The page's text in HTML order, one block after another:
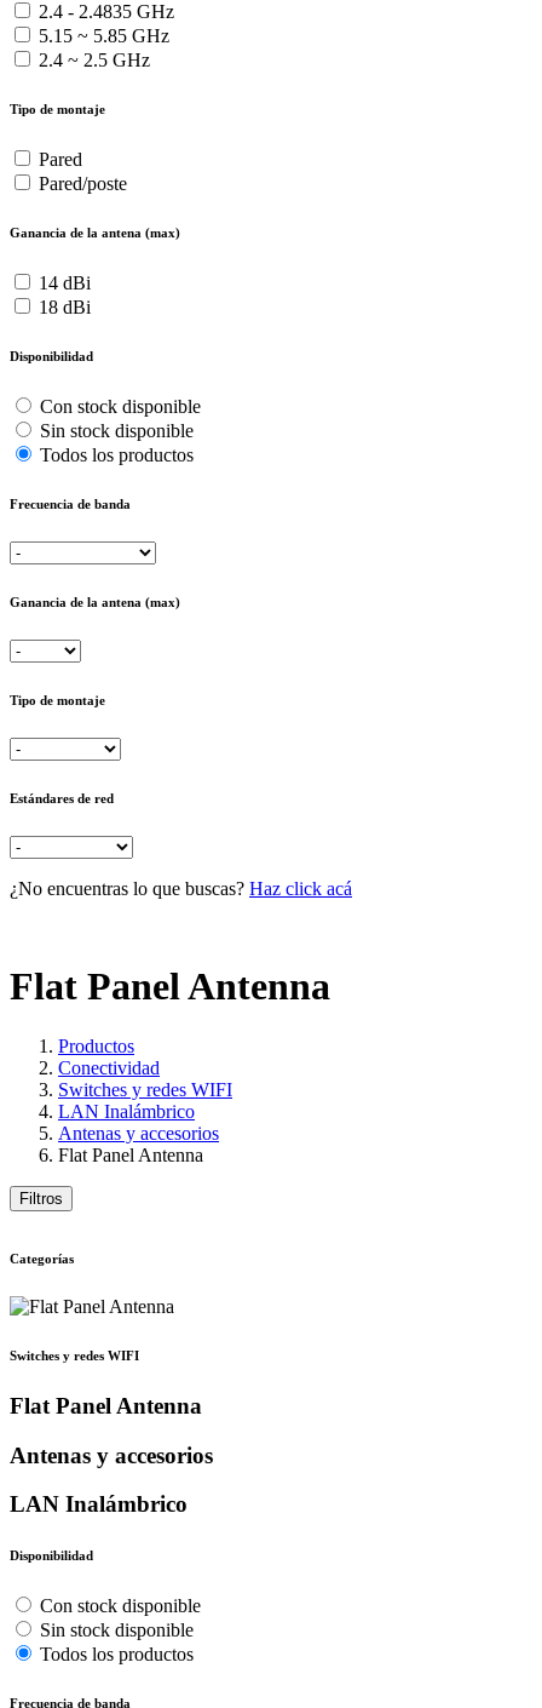
2.4 - 2.4835 GHz
5.15 ~ 5.85 GHz
2.4 ~ 2.5 GHz
Tipo de montaje
Pared
Pared/poste
Ganancia de la antena (max)
14 dBi
18 dBi
Disponibilidad
Con stock disponible
Sin stock disponible
Todos los productos
Frecuencia de banda
Ganancia de la antena (max)
Tipo de montaje
Estándares de red
¿No encuentras lo que buscas? Haz click acá
Flat Panel Antenna
Productos
Conectividad
Switches y redes WIFI
LAN Inalámbrico
Antenas y accesorios
Flat Panel Antenna
Filtros
Categorías
Switches y redes WIFI
Flat Panel Antenna
Antenas y accesorios
LAN Inalámbrico
Disponibilidad
Con stock disponible
Sin stock disponible
Todos los productos
Frecuencia de banda